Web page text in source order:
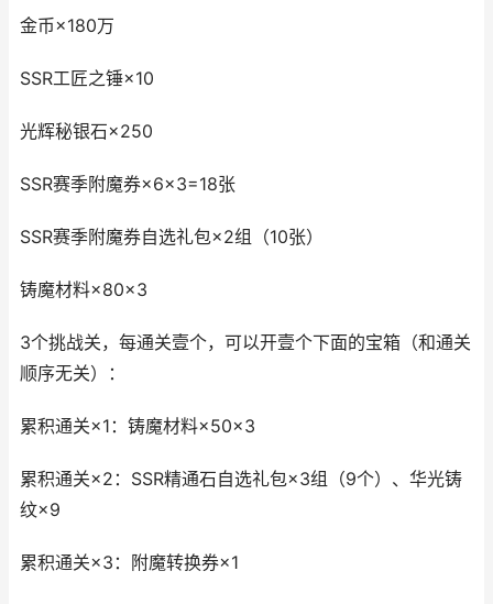
金币×180万
SSR工匠之锤×10
光辉秘银石×250
SSR赛季附魔券×6×3=18张
SSR赛季附魔券自选礼包×2组（10张）
铸魔材料×80×3
3个挑战关，每通关壹个，可以开壹个下面的宝箱（和通关
顺序无关）：
累积通关×1：铸魔材料×50×3
累积通关×2：SSR精通石自选礼包×3组（9个）、华光铸
纹×9
累积通关×3：附魔转换券×1